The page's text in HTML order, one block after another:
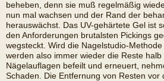
beheben, denn sie muß regelmäßig
nun mal wachsen und der Rand der
herauswächst. Das UV-gehärtete Gel ist
den Anforderungen brutalsten Pickings
wegsteckt. Wird die Nagelstudio-
werden also immer wieder die Reste
Nägelauflagen befeilt und erneuert,
Schaden. Die Entfernung von Resten vor